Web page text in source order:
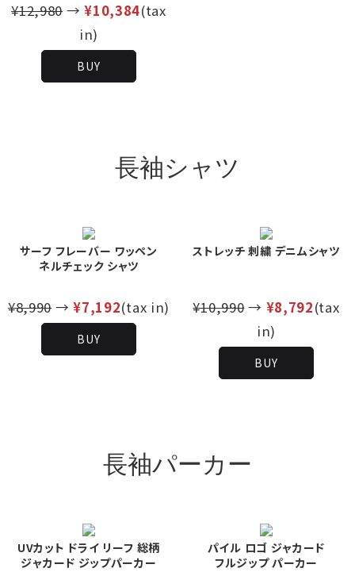
¥12,980 →¥10,384(tax
in)
BUY
長袖シャツ
サーフ フレーバー ワッペン
ネルチェック シャツ
¥8,990→¥7,192(tax in)
BUY
ストレッチ 刺繍 デニムシャツ
¥10,990→ ¥8,792(tax
in)
BUY
長袖パーカー
UVカット ドライ リーフ 総柄
ジャカード ジップパーカー
パイル ロゴ ジャカード
フルジップ パーカー